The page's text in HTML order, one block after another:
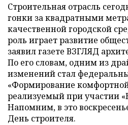
Строительная отрасль
гонки за квадратными
качественной городской
роль играет развитие
заявил газете ВЗГЛЯД
По его словам, одним из
изменений стал
«Формирование
реализуемый при участии
Напомним, в это
День строителя.